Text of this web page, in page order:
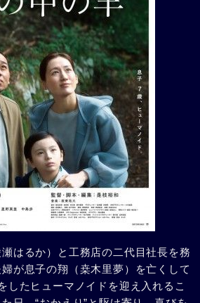
はるか）と工務店の二代目社長を務
が息子の翔（桒木里夢）を亡くして
したヒューマノイドを迎え入れるこ